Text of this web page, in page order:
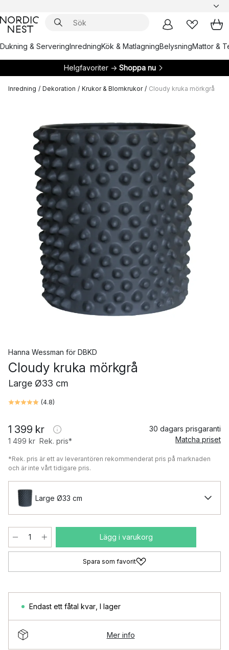
Dukning & ServeringInredningKök & MatlagningBelysningMattor &
Helgfavoriter → Shoppa nu
Inredning / Dekoration / Krukor & Blomkrukor / Cloudy kruka mörkgrå
Hanna Wessman för DBKD
Cloudy kruka mörkgrå
Large Ø33 cm
(4.8)
1 399 kr
1 499 kr Rek. pris*
30 dagars prisgaranti
Matcha priset
*Rek. pris är ett av leverantören rekommenderat pris på marknaden
och är inte vårt tidigare pris.
Large Ø33 cm
Lägg i varukorg
Spara som favorit
Endast ett fåtal kvar I lager
Mer info